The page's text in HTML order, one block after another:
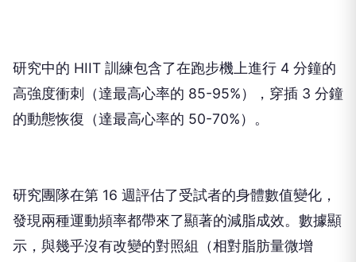
研究中的 HIIT 訓練包含了在跑步機上進行 4 分鐘的
高強度衝刺（達最高心率的 85-95%），穿插 3 分鐘
的動態恢復（達最高心率的 50-70%）。
研究團隊在第 16 週評估了受試者的身體數值變化，
發現兩種運動頻率都帶來了顯著的減脂成效。數據顯
示，與幾乎沒有改變的對照組（相對脂肪量微增